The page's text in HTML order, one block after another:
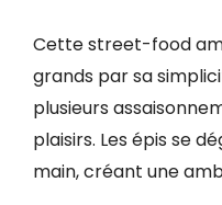
Cette street-food
grands par sa
plusieurs
plaisirs. Les épis se
main, créant une